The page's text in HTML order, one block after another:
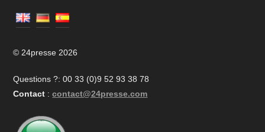
© 24presse 2026
Questions ?: 00 33 (0)9 52 93 38 78
Contact : contact@24presse.com